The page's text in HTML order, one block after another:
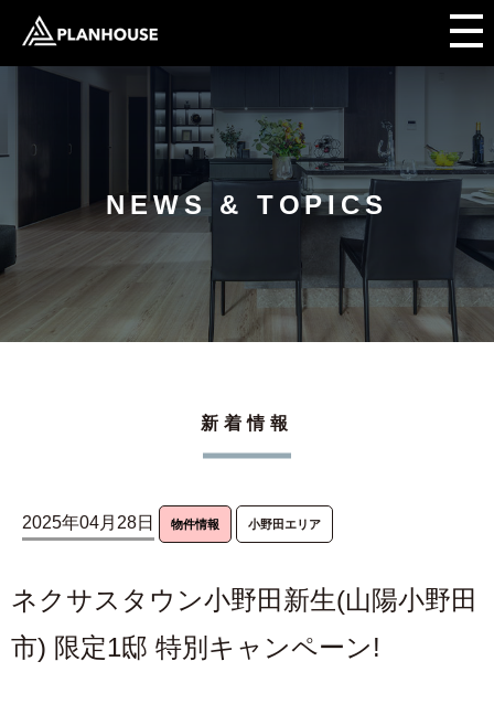
NEWS & TOPICS
新着情報
2025年04月28日 物件情報 小野田エリア
ネクサスタウン小野田新生(山陽小野田
市) 限定1邸 特別キャンペーン!